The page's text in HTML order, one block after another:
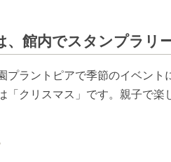
、館内でスタンプラリ
プラントピアで季節のイベント
「クリスマス」です。親子で